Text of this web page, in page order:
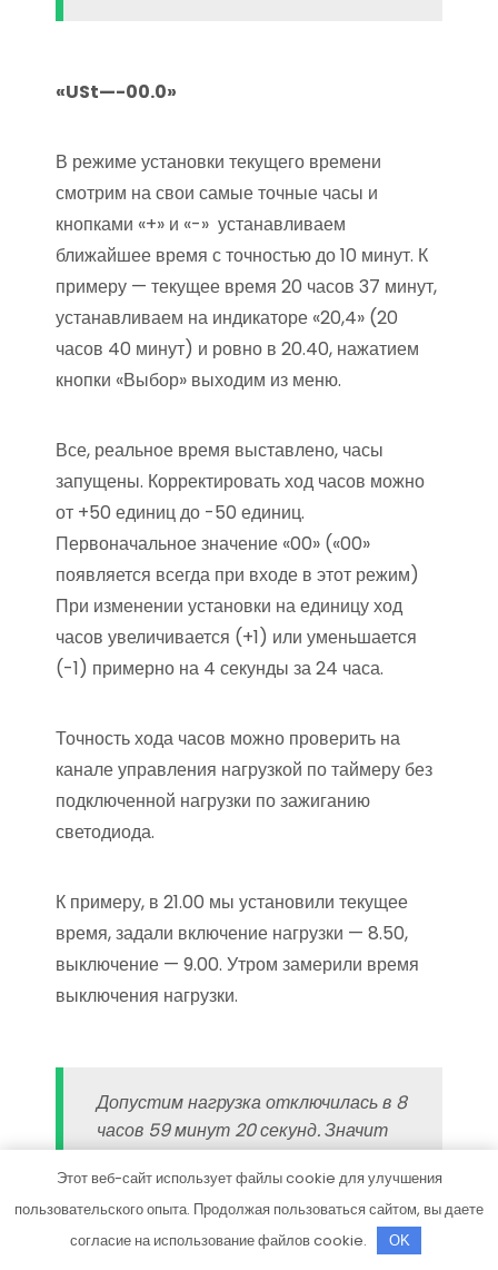
«USt—-00.0»
В режиме установки текущего времени
смотрим на свои самые точные часы и
кнопками «+» и «-» устанавливаем
ближайшее время с точностью до 10 минут. К
примеру — текущее время 20 часов 37 минут,
устанавливаем на индикаторе «20,4» (20
часов 40 минут) и ровно в 20.40, нажатием
кнопки «Выбор» выходим из меню.
Все, реальное время выставлено, часы
запущены. Корректировать ход часов можно
от +50 единиц до -50 единиц.
Первоначальное значение «00» («00»
появляется всегда при входе в этот режим)
При изменении установки на единицу ход
часов увеличивается (+1) или уменьшается
(-1) примерно на 4 секунды за 24 часа.
Точность хода часов можно проверить на
канале управления нагрузкой по таймеру без
подключенной нагрузки по зажиганию
светодиода.
К примеру, в 21.00 мы установили текущее
время, задали включение нагрузки — 8.50,
выключение — 9.00. Утром замерили время
выключения нагрузки.
Допустим нагрузка отключилась в 8
часов 59 минут 20 секунд. Значит
таймер отстал на 40 секунд за 12
часов. За 24 часа отставание
составит уже 80 секунд. 80 секунд
делим на 4 = 20.
Этот веб-сайт использует файлы cookie для улучшения
пользовательского опыта. Продолжая пользоваться сайтом, вы даете
согласие на использование файлов cookie.
OK